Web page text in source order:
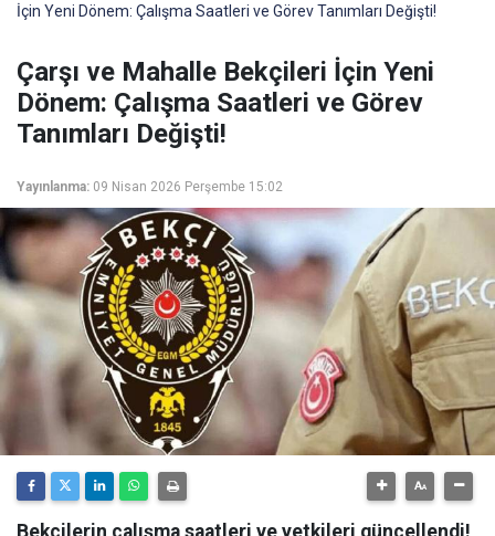
İçin Yeni Dönem: Çalışma Saatleri ve Görev Tanımları Değişti!
Çarşı ve Mahalle Bekçileri İçin Yeni
Dönem: Çalışma Saatleri ve Görev
Tanımları Değişti!
Yayınlanma: 09 Nisan 2026 Perşembe 15:02
Bekçilerin çalışma saatleri ve yetkileri güncellendi!